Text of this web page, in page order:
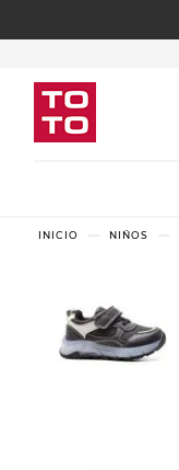
NIÑOS